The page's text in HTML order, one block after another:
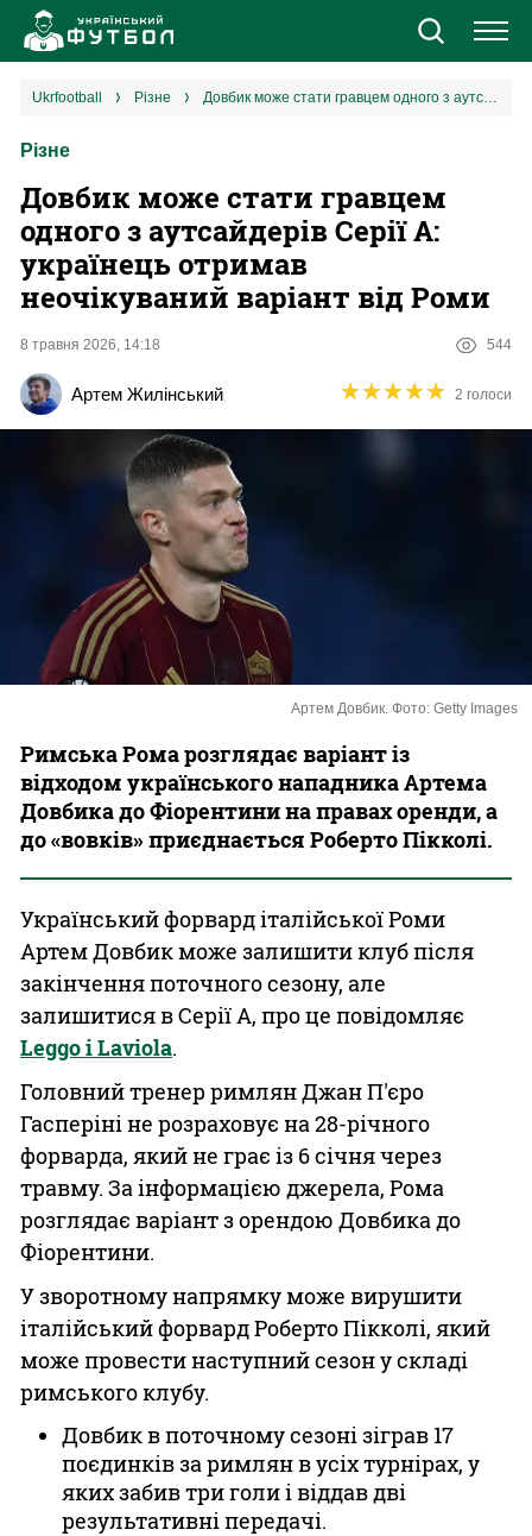
Новини
Єврокубки
УПЛ
Букмекери
Казино
ukrfootball різне Довбик може стати гравцем одного з аутсайдерів Серії А: українець отримав неочікуваний варіант від Роми
Різне
Довбик може стати гравцем
одного з аутсайдерів Серії А:
українець отримав
неочікуваний варіант від Роми
8 травня 2026, 14:18 544
Артем Жилінський ★★★★★
★★★★★ 2 голоси
Артем Довбик. Фото: Getty Images
Римська Рома розглядає варіант із
відходом українського нападника Артема
Довбика до Фіорентини на правах оренди, а
до «вовків» приєднається Роберто Пікколі.
Український форвард італійської Роми
Артем Довбик може залишити клуб після
закінчення поточного сезону, але
залишитися в Серії А, про це повідомляє
Leggo і Laviola.
Головний тренер римлян Джан П'єро
Гасперіні не розраховує на 28-річного
форварда, який не грає із 6 січня через
травму. За інформацією джерела, Рома
розглядає варіант з орендою Довбика до
Фіорентини.
У зворотному напрямку може вирушити
італійський форвард Роберто Пікколі, який
може провести наступний сезон у складі
римського клубу.
Довбик в поточному сезоні зіграв 17
поєдинків за римлян в усіх турнірах, у
яких забив три голи і віддав дві
результативні передачі.